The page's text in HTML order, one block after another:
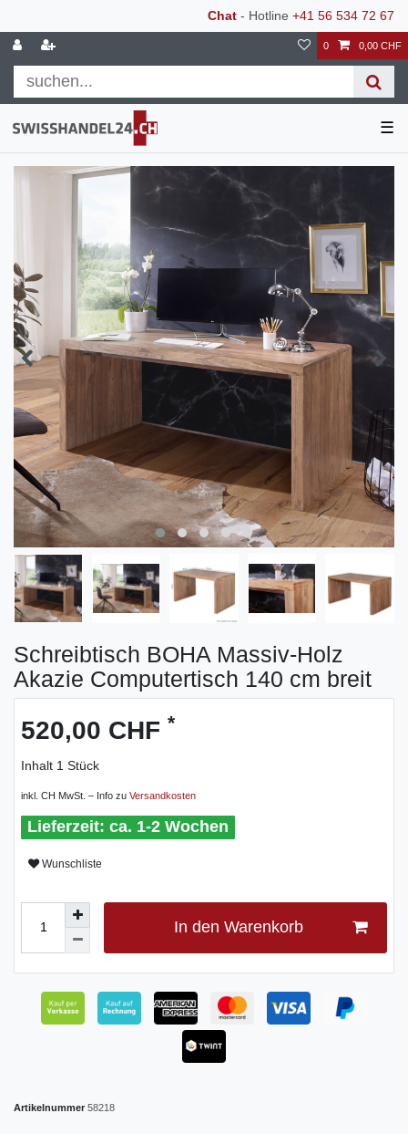
Chat - Hotline +41 56 534 72 67
0 0,00 CHF
☰
Schreibtisch BOHA Massiv-Holz
Akazie Computertisch 140 cm breit
520,00 CHF *
Inhalt 1 Stück
inkl. CH MwSt. – Info zu Versandkosten
ca. 1-2 Wochen
Wunschliste
In den Warenkorb
Artikelnummer 58218